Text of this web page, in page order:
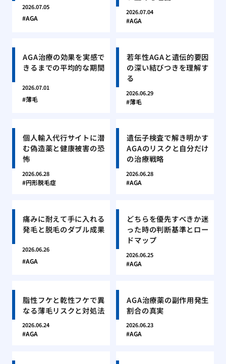
2026.07.05
AGA
2026.07.04
AGA
AGA治療の効果を実感で
きるまでの平均的な期間
2026.07.01
薄毛
若年性AGAと遺伝的要因
の深い結びつきを理解す
る
2026.06.29
薄毛
個人輸入代行サイトに潜
む偽造薬と健康被害の恐
怖
2026.06.28
円形脱毛症
遺伝子検査で解き明かす
AGAのリスクと自分だけ
の治療戦略
2026.06.28
AGA
痛みに耐えて手に入れる
発毛と脱毛のダブル成果
2026.06.26
AGA
どちらを優先すべきか迷
った時の判断基準とロー
ドマップ
2026.06.25
AGA
脂性フケと乾性フケで異
なる薄毛リスクと対処法
2026.06.24
AGA
AGA治療薬の副作用発生
割合の真実
2026.06.23
AGA